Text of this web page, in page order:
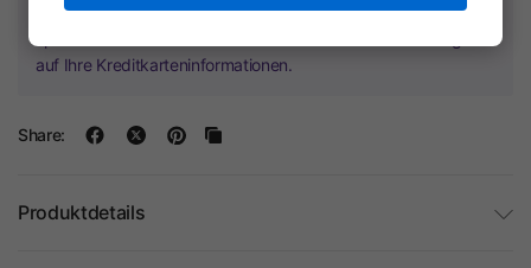
Ihr Zahlungsinformationen werden sicher verarbeitet. Wir
auf Ihre Kreditkarteninformationen.
Share:
Produktdetails